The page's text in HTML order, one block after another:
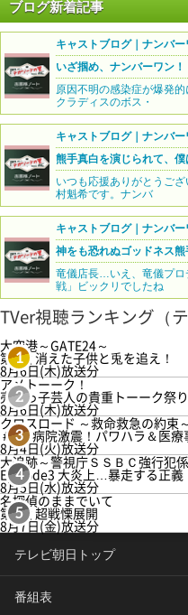
ブログ新着記事
キャストブログ｜ナンバ
いざ掴め、ナンバーワン
原因不明の感染症が爆発
クラディスのボス・
キャストブログ｜ナンバ
熊手真白を演じられて、
いつも応援ありがとうご
村魁希です。ナンバ
キャストブログ｜ナンバ
神をも恐れぬゴッドネス熊
竜儀店長…いえ、竜儀プロ
戦」ビックリでしたね
TVer視聴ランキング（
1
大空港～GATE24～
第3話 消えた子供と兎を追え！
8月6日(木)放送分
2
アメトーーク！
売れっ子芸人の貴重トーーク祭
8月6日(木)放送分
3
クロスロード ～救命救急の約束
＃5 病院激震！パワハラ＆医療
8月4日(火)放送分
4
大追跡～警視庁ＳＳＢＣ強行犯
Episode3 大炎上…暴走する正義
8月5日(水)放送分
5
名探偵のままでいて
第4話 超戦慄展開
8月7日(金)放送分
テレビ朝日トップ
番組表